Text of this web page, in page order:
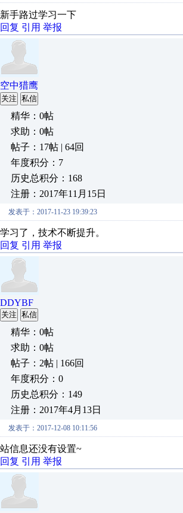
新手路过学习一下
回复 引用 举报
空中猎鹰
关注 私信
精华：0帖
求助：0帖
帖子：17帖 | 64回
年度积分：7
历史总积分：168
注册：2017年11月15日
发表于：2017-11-23 19:39:23
学习了，技术不断提升。
回复 引用 举报
DDYBF
关注 私信
精华：0帖
求助：0帖
帖子：2帖 | 166回
年度积分：0
历史总积分：149
注册：2017年4月13日
发表于：2017-12-08 10:11:56
站信息还没有设置~
回复 引用 举报